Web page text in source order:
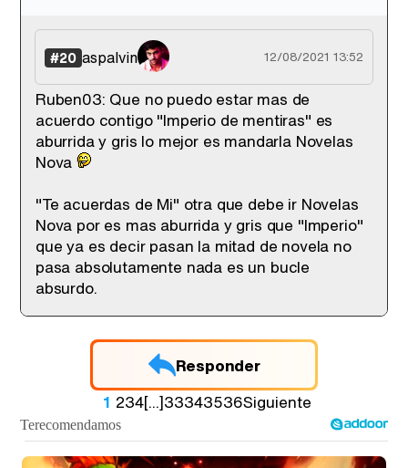
#20 aspalvin 12/08/2021 13:52
Ruben03: Que no puedo estar mas de
acuerdo contigo "Imperio de mentiras" es
aburrida y gris lo mejor es mandarla Novelas
Nova
"Te acuerdas de Mi" otra que debe ir Novelas
Nova por es mas aburrida y gris que "Imperio"
que ya es decir pasan la mitad de novela no
pasa absolutamente nada es un bucle
absurdo.
Responder
1 234[...]33343536Siguiente